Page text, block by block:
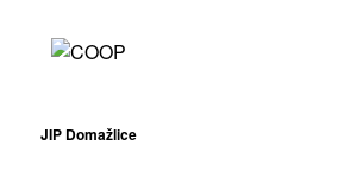
JIP Domažlice